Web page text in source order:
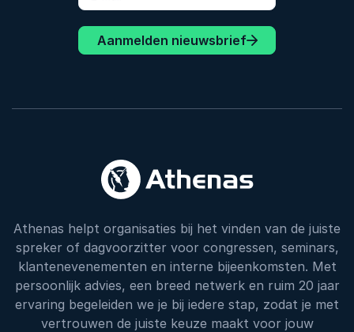
Aanmelden nieuwsbrief
Athenas helpt organisaties bij het vinden van de juiste
spreker of dagvoorzitter voor congressen, seminars,
klantenevenementen en interne bijeenkomsten. Met
persoonlijk advies, een breed netwerk en ruim 20 jaar
ervaring begeleiden we je bij iedere stap, zodat je met
vertrouwen de juiste keuze maakt voor jouw